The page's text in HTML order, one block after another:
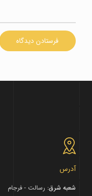
آدرس
شعبه شرق: رسالت - فرجام